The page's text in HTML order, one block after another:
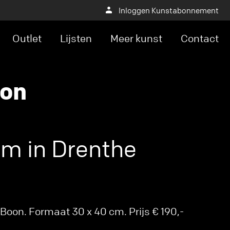
Inloggen Kunstabonnement
Outlet Lijsten Meer kunst Contact
in Drenthe
Formaat 30 x 40 cm. Prijs € 190,-